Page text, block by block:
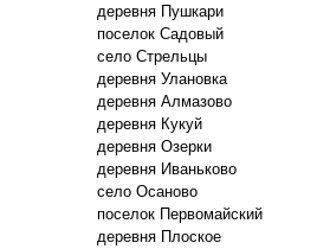
деревня Пушкари
поселок Садовый
село Стрельцы
деревня Улановка
деревня Алмазово
деревня Кукуй
деревня Озерки
деревня Иваньково
село Осаново
поселок Первомайский
деревня Плоское